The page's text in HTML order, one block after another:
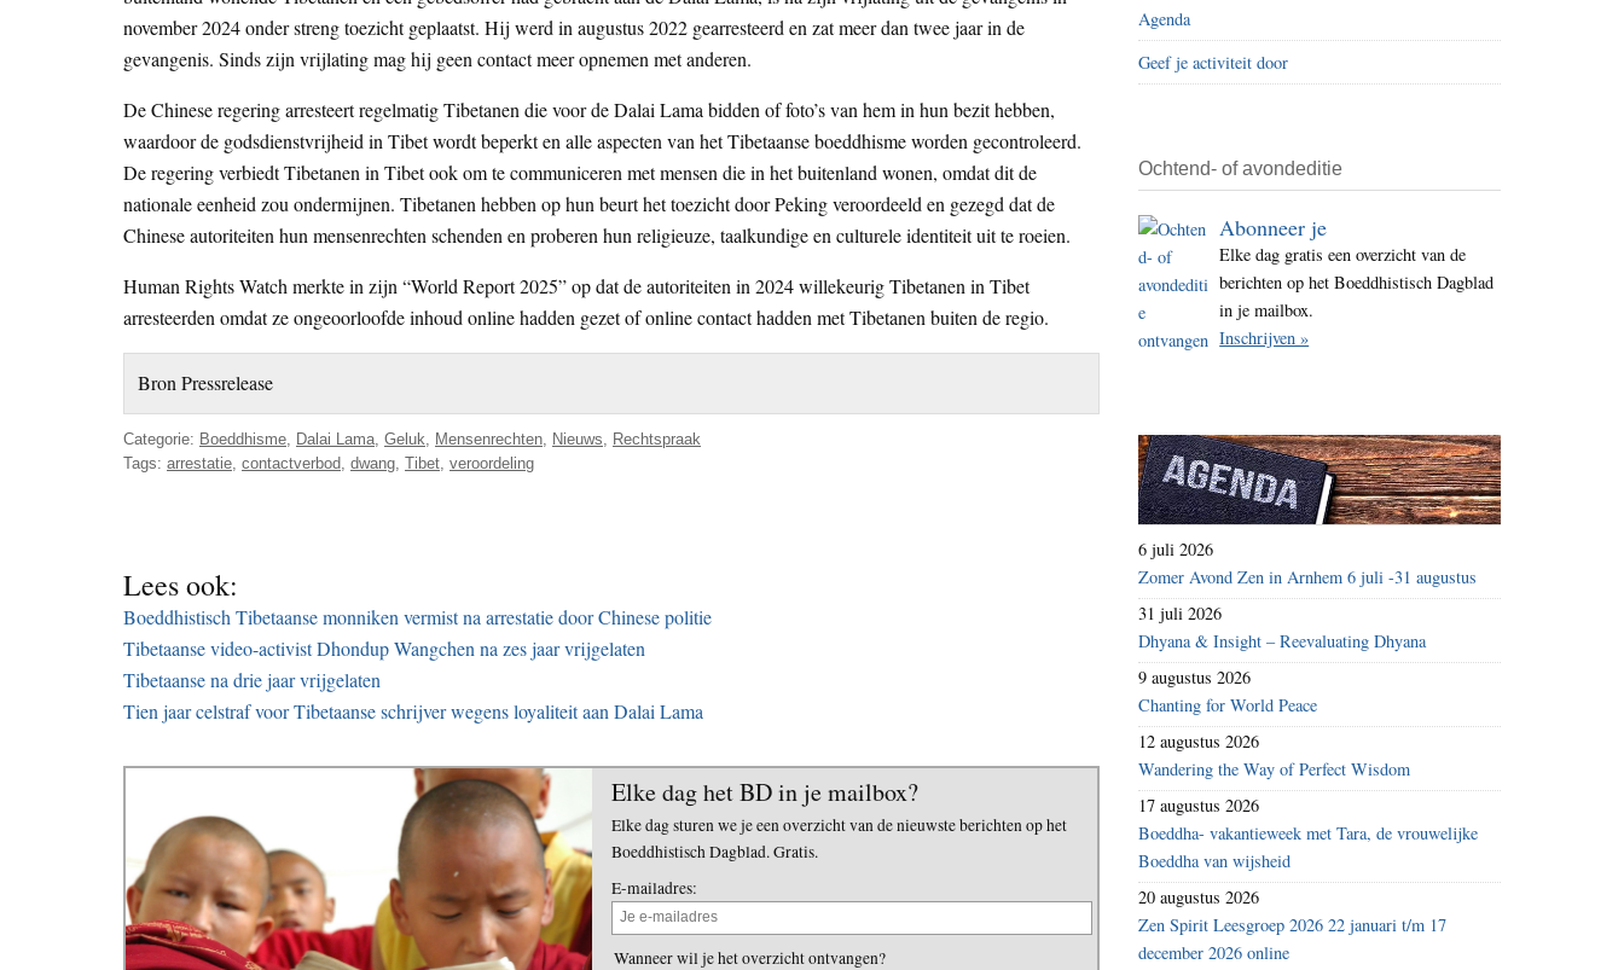
i
t
e
november 2024 onder streng toezicht geplaatst. Hij werd in augustus 2022 gearresteerd en zat meer dan twee jaar in de
gevangenis. Sinds zijn vrijlating mag hij geen contact meer opnemen met anderen.
De Chinese regering arresteert regelmatig Tibetanen die voor de Dalai Lama bidden of foto’s van hem in hun bezit hebben,
waardoor de godsdienstvrijheid in Tibet wordt beperkt en alle aspecten van het Tibetaanse boeddhisme worden gecontroleerd.
De regering verbiedt Tibetanen in Tibet ook om te communiceren met mensen die in het buitenland wonen, omdat dit de
nationale eenheid zou ondermijnen. Tibetanen hebben op hun beurt het toezicht door Peking veroordeeld en gezegd dat de
Chinese autoriteiten hun mensenrechten schenden en proberen hun religieuze, taalkundige en culturele identiteit uit te roeien.
Human Rights Watch merkte in zijn “World Report 2025” op dat de autoriteiten in 2024 willekeurig Tibetanen in Tibet
arresteerden omdat ze ongeoorloofde inhoud online hadden gezet of online contact hadden met Tibetanen buiten de regio.
Bron Pressrelease
Categorie: Boeddhisme Dalai Lama Geluk Mensenrechten Nieuws
Rechtspraak
Tags: arrestatie contactverbod dwang Tibet veroordeling
Lees ook:
Boeddhistisch Tibetaanse monniken vermist na arrestatie door Chinese politie
Tibetaanse video-activist Dhondup Wangchen na zes jaar vrijgelaten
Tibetaanse na drie jaar vrijgelaten
Tien jaar celstraf voor Tibetaanse schrijver wegens loyaliteit aan Dalai Lama
Elke dag het BD in je mailbox?
Elke dag sturen we je een overzicht van de nieuwste berichten op het
Boeddhistisch Dagblad. Gratis.
E-mailadres:
Wanneer wil je het overzicht ontvangen?
Agenda
Geef je activiteit door
Ochtend- of avondeditie
Abonneer je
Elke dag gratis een overzicht van de
berichten op het Boeddhistisch Dagblad
in je mailbox.
Inschrijven »
6 juli 2026
Zomer Avond Zen in Arnhem 6 juli -31 augustus
31 juli 2026
Dhyana & Insight – Reevaluating Dhyana
9 augustus 2026
Chanting for World Peace
12 augustus 2026
Wandering the Way of Perfect Wisdom
17 augustus 2026
Boeddha- vakantieweek met Tara, de vrouwelijke
Boeddha van wijsheid
20 augustus 2026
Zen Spirit Leesgroep 2026 22 januari t/m 17
december 2026 online